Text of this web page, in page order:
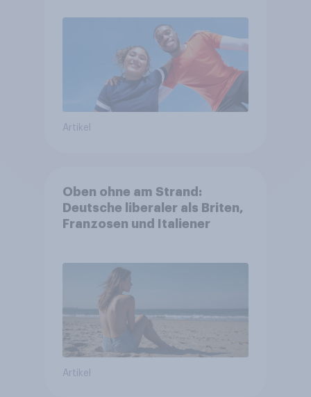
Artikel
Oben ohne am Strand:
Deutsche liberaler als Briten,
Franzosen und Italiener
Artikel